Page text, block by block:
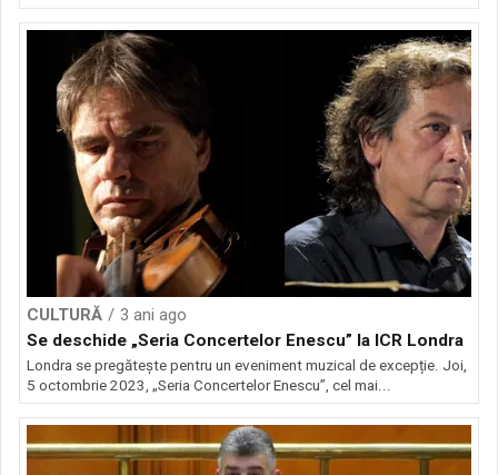
CULTURĂ
3 ani ago
Se deschide „Seria Concertelor Enescu” la ICR Londra
Londra se pregătește pentru un eveniment muzical de excepție. Joi,
5 octombrie 2023, „Seria Concertelor Enescu”, cel mai...